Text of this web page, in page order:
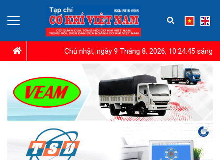
Chủ nhật, ngày 9 Tháng 8, 2026, 10:24:47 sáng